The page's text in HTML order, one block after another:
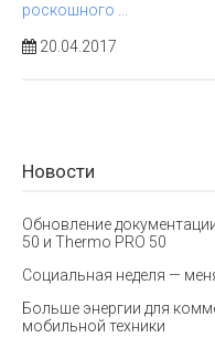
роскошного ...
20.04.2017
Новости
Обновление
50 и Thermo PRO 50
Социальная неделя —
Больше энергии для
мобильной техники